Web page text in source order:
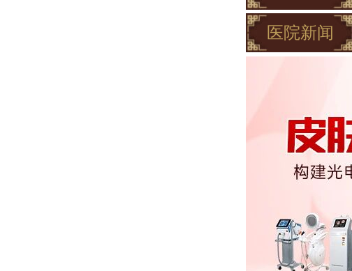
医院新闻